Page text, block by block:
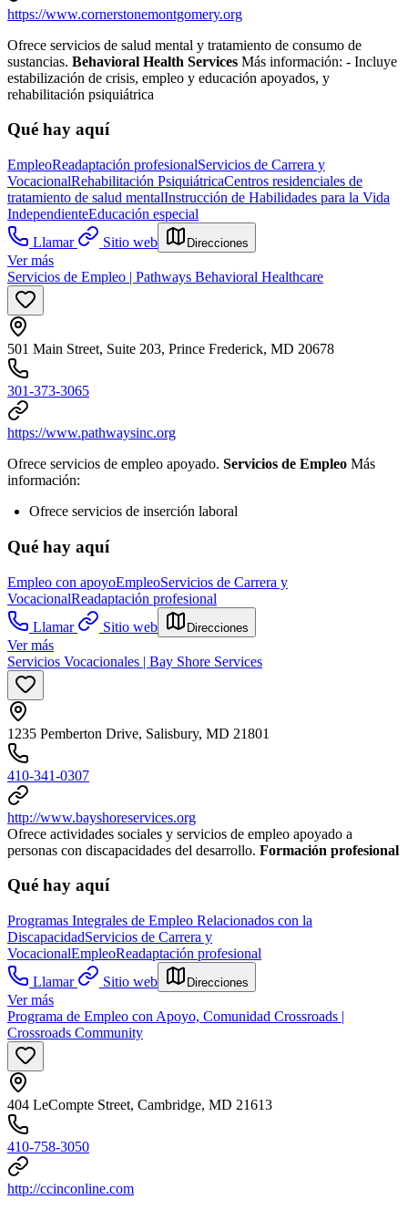
https://www.cornerstonemontgomery.org
Ofrece servicios de salud mental y tratamiento de consumo de
sustancias. Behavioral Health Services Más información: - Incluye
estabilización de crisis, empleo y educación apoyados, y
rehabilitación psiquiátrica
Qué hay aquí
EmpleoReadaptación profesionalServicios de Carrera y
VocacionalRehabilitación PsiquiátricaCentros residenciales de
tratamiento de salud mentalInstrucción de Habilidades para la Vida
IndependienteEducación especial
Llamar
Sitio web Direcciones
Ver más
Servicios de Empleo | Pathways Behavioral Healthcare
501 Main Street, Suite 203, Prince Frederick, MD 20678
301-373-3065
https://www.pathwaysinc.org
Ofrece servicios de empleo apoyado. Servicios de Empleo Más
información:
Ofrece servicios de inserción laboral
Qué hay aquí
Empleo con apoyoEmpleoServicios de Carrera y
VocacionalReadaptación profesional
Llamar
Sitio web Direcciones
Ver más
Servicios Vocacionales | Bay Shore Services
1235 Pemberton Drive, Salisbury, MD 21801
410-341-0307
http://www.bayshoreservices.org
Ofrece actividades sociales y servicios de empleo apoyado a
personas con discapacidades del desarrollo. Formación profesional
Qué hay aquí
Programas Integrales de Empleo Relacionados con la
DiscapacidadServicios de Carrera y
VocacionalEmpleoReadaptación profesional
Llamar
Sitio web Direcciones
Ver más
Programa de Empleo con Apoyo, Comunidad Crossroads |
Crossroads Community
404 LeCompte Street, Cambridge, MD 21613
410-758-3050
http://ccinconline.com